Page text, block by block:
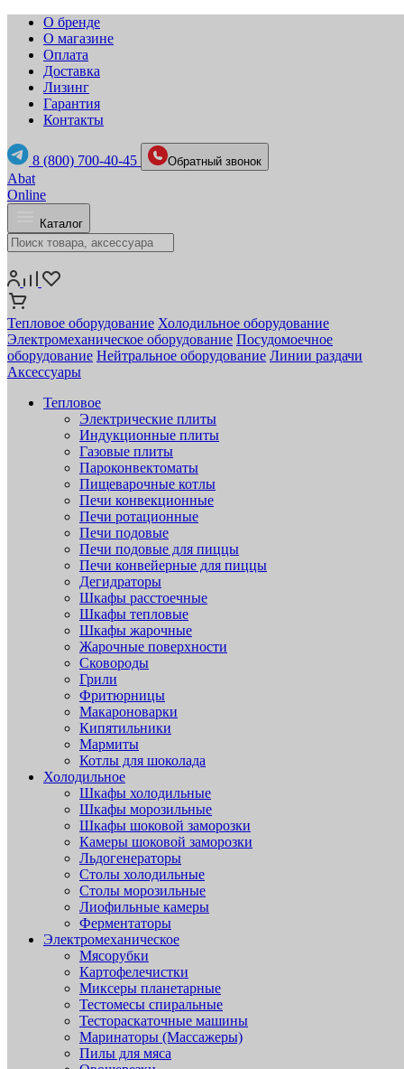
О бренде
О магазине
Оплата
Доставка
Лизинг
Гарантия
Контакты
8 (800) 700-40-45 Обратный звонок
Abat
Online
Каталог
Тепловое оборудование Холодильное оборудование
Электромеханическое оборудование Посудомоечное
оборудование Нейтральное оборудование Линии раздачи
Аксессуары
Тепловое
Электрические плиты
Индукционные плиты
Газовые плиты
Пароконвектоматы
Пищеварочные котлы
Печи конвекционные
Печи ротационные
Печи подовые
Печи подовые для пиццы
Печи конвейерные для пиццы
Дегидраторы
Шкафы расстоечные
Шкафы тепловые
Шкафы жарочные
Жарочные поверхности
Сковороды
Грили
Фритюрницы
Макароноварки
Кипятильники
Мармиты
Котлы для шоколада
Холодильное
Шкафы холодильные
Шкафы морозильные
Шкафы шоковой заморозки
Камеры шоковой заморозки
Льдогенераторы
Столы холодильные
Столы морозильные
Лиофильные камеры
Ферментаторы
Электромеханическое
Мясорубки
Картофелечистки
Миксеры планетарные
Тестомесы спиральные
Тестораскаточные машины
Маринаторы (Массажеры)
Пилы для мяса